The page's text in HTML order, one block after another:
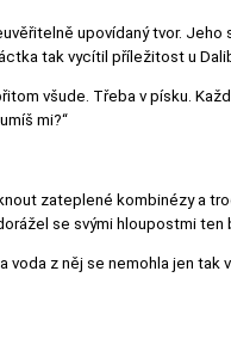
upovídaný tvor. Jeho
tak vycítil příležitost u
všude. Třeba v písku.
mi?“
zateplené kombinézy a
se svými hloupostmi
z něj se nemohla jen tak